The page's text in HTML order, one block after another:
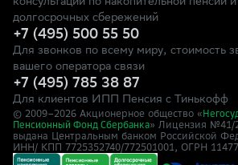
долгосрочных сбережений
+7 (495) 500 55 50
Для звонков по всему миру, стоимость
вашего оператора связи
+7 (495) 785 38 87
Для клиентов ИПП Пенсия с Тинькофф
© 2009–2026 Акционерное общество «
Пенсионный Фонд Сбербанка» Лицензия №41/
выдана Центральным банком Российской
ИНН/ КПП 7725352740/772501001, ОГРН